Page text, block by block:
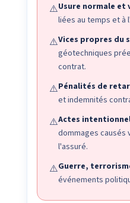
⚠️Usure normale et
liées au temps et à
⚠️Vices propres du
géotechniques
contrat.
⚠️Pénalités de
et indemnités
⚠️Actes
dommages causés
l'assuré.
⚠️Guerre,
événements